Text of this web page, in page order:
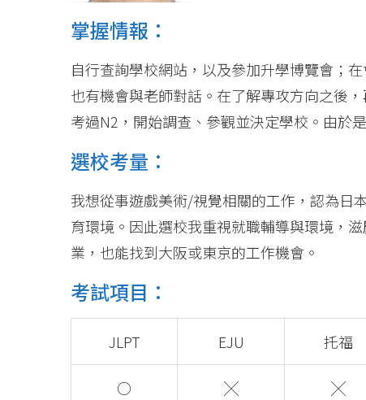
掌握情報：
自行查詢學校網站，以及參加升學博覽會；
也有機會與老師對話。在了解專攻方向之後
考過N2，開始調查、參觀並決定學校。由於
選校考量：
我想從事遊戲美術/視覺相關的工作，認為日
育環境。因此選校我重視就職輔導與環境，
業，也能找到大阪或東京的工作機會。
考試項目：
JLPT EJU 托福
○ ╳ ╳